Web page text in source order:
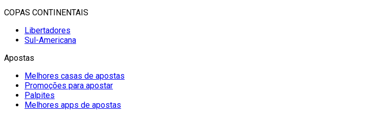
COPAS CONTINENTAIS
Libertadores
Sul-Americana
Apostas
Melhores casas de apostas
Promoções para apostar
Palpites
Melhores apps de apostas